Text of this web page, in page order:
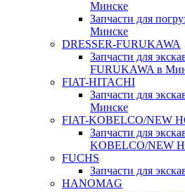
Минске
Запчасти для
Минске
DRESSER-FURUKAWA
Запчасти для
FURUKAWA в
FIAT-HITACHI
Запчасти для
Минске
FIAT-KOBELCO/NEW
Запчасти для
KOBELCO/NEW
FUCHS
Запчасти для
HANOMAG